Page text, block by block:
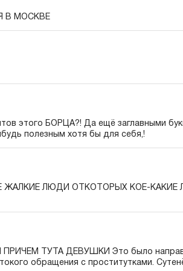
В МОСКВЕ
этого БОРЦА?! Да ещё заглавными
полезным хотя бы для себя,!
ЖАЛКИЕ ЛЮДИ ОТКОТОРЫХ КОЕ-КАКИЕ
ТУТА ДЕВУШКИ Это было
обращения с проститутками.